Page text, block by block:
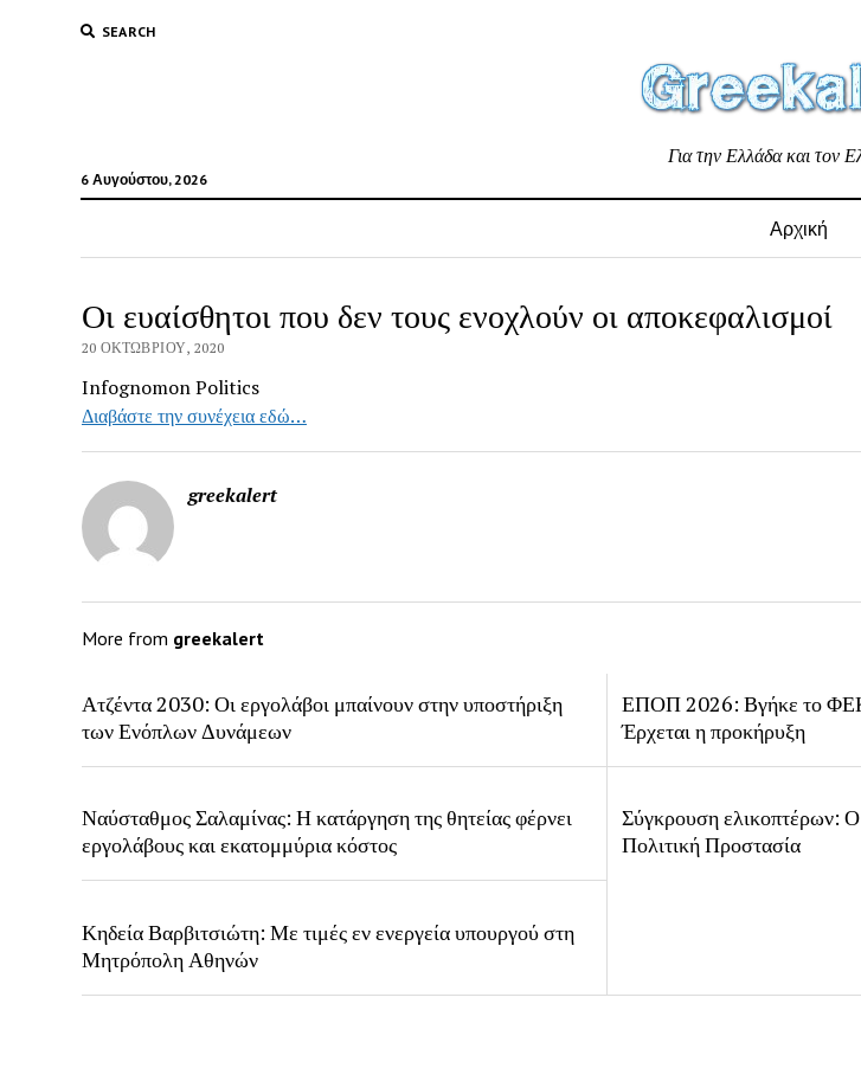
SEARCH
6 Αυγούστου, 2026
Για την Ελλάδα και τον
Αρχική
Οι ευαίσθητοι που δεν τους ενοχλούν οι αποκεφαλισμοί
20 ΟΚΤΩΒΡΊΟΥ, 2020
Infognomon Politics
Διαβάστε την συνέχεια εδώ…
greekalert
More from greekalert
Ατζέντα 2030: Οι εργολάβοι μπαίνουν στην υποστήριξη
των Ενόπλων Δυνάμεων
ΕΠΟΠ 2026: Βγήκε το ΦΕΚ
Έρχεται η προκήρυξη
Ναύσταθμος Σαλαμίνας: Η κατάργηση της θητείας φέρνει
εργολάβους και εκατομμύρια κόστος
Σύγκρουση ελικοπτέρων:
Πολιτική Προστασία
Κηδεία Βαρβιτσιώτη: Με τιμές εν ενεργεία υπουργού στη
Μητρόπολη Αθηνών